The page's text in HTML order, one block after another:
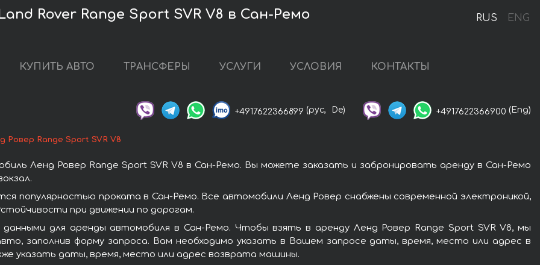
RUS ENG
Rover Range Sport SVR V8 в Сан-Ремо
КУПИТЬ АВТО ТРАНСФЕРЫ УСЛУГИ УСЛОВИЯ КОНТАКТЫ
+4917622366899 (рус, De) +4917622366900 (Eng)
Ровер Range Sport SVR V8
Ленд Ровер Range Sport SVR V8 в Сан-Ремо. Вы можете заказать и забронировать аренду в Сан-Ремо
популярностью проката в Сан-Ремо. Все автомобили Ленд Ровер снабжены современной электроникой,
при движении по дорогам.
для аренды автомобиля в Сан-Ремо. Чтобы взять в аренду Ленд Ровер Range Sport SVR V8, мы
заполнив форму запроса. Вам необходимо указать в Вашем запросе даты, время, место или адрес в
указать даты, время, место или адрес возврата машины.